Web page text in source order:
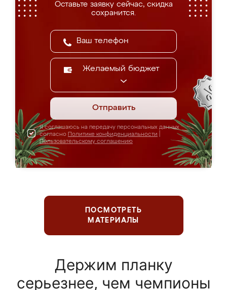
Оставьте заявку сейчас, скидка
сохранится.
Желаемый бюджет
Отправить
Я соглашаюсь на передачу персональных данных
согласно Политике конфиденциальности
Пользовательскому соглашению
ПОСМОТРЕТЬ
МАТЕРИАЛЫ
Держим планку
серьезнее, чем чемпионы